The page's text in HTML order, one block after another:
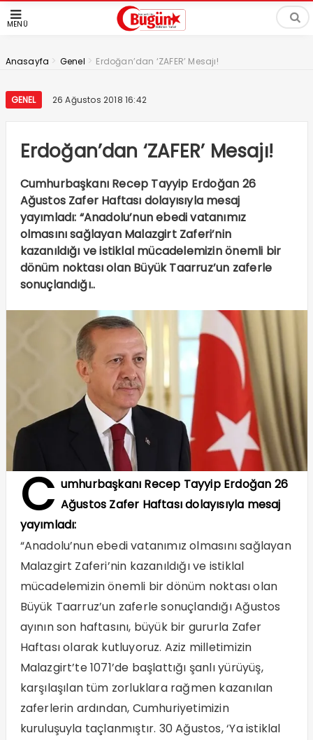
MENÜ
Anasayfa > Genel > Erdoğan’dan ‘ZAFER’ Mesajı!
GENEL 26 Ağustos 2018 16:42
Erdoğan’dan ‘ZAFER’ Mesajı!
Cumhurbaşkanı Recep Tayyip Erdoğan 26
Ağustos Zafer Haftası dolayısıyla mesaj
yayımladı: “Anadolu’nun ebedi vatanımız
olmasını sağlayan Malazgirt Zaferi’nin
kazanıldığı ve istiklal mücadelemizin önemli bir
dönüm noktası olan Büyük Taarruz’un zaferle
sonuçlandığı..
C umhurbaşkanı Recep Tayyip Erdoğan 26
Ağustos Zafer Haftası dolayısıyla mesaj
yayımladı:
“Anadolu’nun ebedi vatanımız olmasını sağlayan
Malazgirt Zaferi’nin kazanıldığı ve istiklal
mücadelemizin önemli bir dönüm noktası olan
Büyük Taarruz’un zaferle sonuçlandığı Ağustos
ayının son haftasını, büyük bir gururla Zafer
Haftası olarak kutluyoruz. Aziz milletimizin
Malazgirt’te 1071’de başlattığı şanlı yürüyüş,
karşılaşılan tüm zorluklara rağmen kazanılan
zaferlerin ardından, Cumhuriyetimizin
kuruluşuyla taçlanmıştır. 30 Ağustos, ‘Ya istiklal